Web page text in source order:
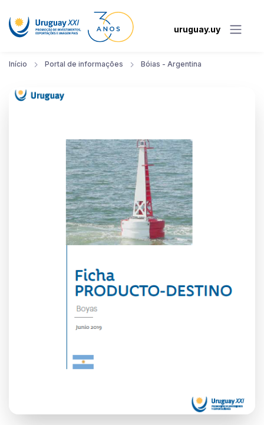
uruguay.uy
Início Portal de informações Bóias - Argentina